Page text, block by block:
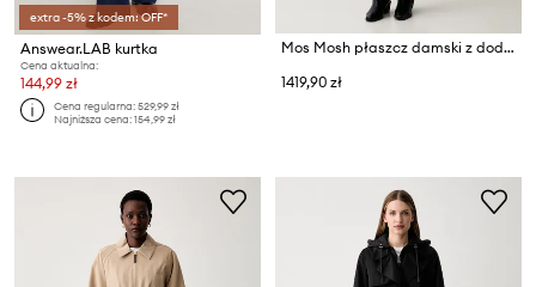
extra -5% z kodem: OFF*
Answear.LAB kurtka
Cena aktualna:
144,99 zł
Cena regularna:529,99 zł
Najniższa cena:154,99 zł
Mos Mosh płaszcz damski z dodatkiem wełny Aline
1419,90 zł